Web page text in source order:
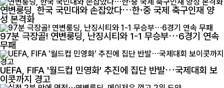
연변룽딩, 한국 국민대와 손잡았다…한·중 국제 축구인재 양
성 본격화
97분 극장골! 연변룽딩, 난징시티와 1-1 무승부…6경기 연속
무패
UEFA, FIFA '월드컵 민영화' 추진에 집단 반발…국제대회 보
이콧까지 경고